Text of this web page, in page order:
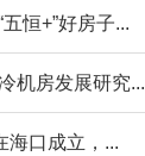
恒+”好房子...
机房发展研究...
海口成立，...